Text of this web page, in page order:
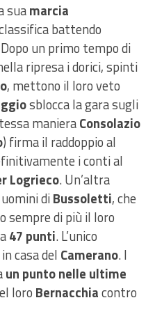
suamarcia
battendo
un primo tempo di
ripresa i dorici, spinti
, mettono il loro veto
sblocca la gara sugli
manieraConsolazio
) firma il raddoppio al
i conti al
Logrieco. Un’altra
diBussoletti, che
di più il loro
47 punti. L’unico
casa del Camerano. I
un punto nelle ultime
loro Bernacchiacontro